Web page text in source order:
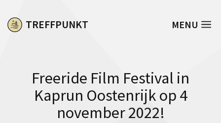
naar
de
TREFFPUNKT MENU
Freeride Film Festival in
Kaprun Oostenrijk op 4
november 2022!